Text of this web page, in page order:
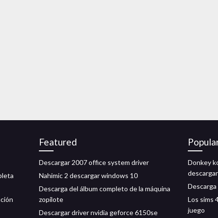
Featured
Descargar 2007 office system driver
Nahimic 2 descargar windows 10
Descarga del álbum completo de la máquina
zopilote
Descargar driver nvidia geforce 6150se
Donkey
descargar
Los sims
juego